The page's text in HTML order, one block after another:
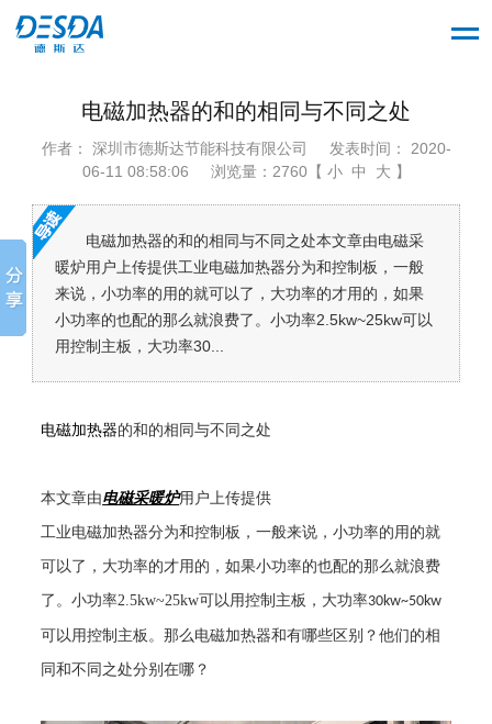
电磁加热器的和的相同与不同之处
作者： 深圳市德斯达节能科技有限公司
发表时间： 2020-
06-11 08:58:06
浏览量：2760【 小 中 大 】
电磁加热器的和的相同与不同之处本文章由电磁采
暖炉用户上传提供工业电磁加热器分为和控制板，一般
来说，小功率的用的就可以了，大功率的才用的，如果
小功率的也配的那么就浪费了。小功率2.5kw~25kw可以
用控制主板，大功率30...
电磁加热器的和的相同与不同之处
本文章由电磁采暖炉用户上传提供
工业电磁加热器分为和控制板，一般来说，小功率的用的就
可以了，大功率的才用的，如果小功率的也配的那么就浪费
了。小功率2.5kw~25kw可以用控制主板，大功率30kw~50kw
可以用控制主板。那么电磁加热器和有哪些区别？他们的相
同和不同之处分别在哪？